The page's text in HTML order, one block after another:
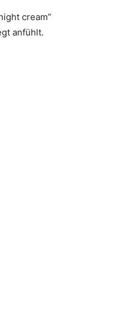
cream”
anfühlt.